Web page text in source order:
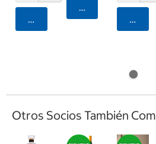
Agregar
Agregar
Otros Socios También